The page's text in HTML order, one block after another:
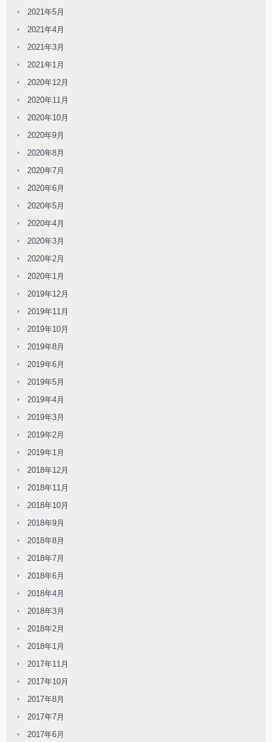
2021年5月
2021年4月
2021年3月
2021年1月
2020年12月
2020年11月
2020年10月
2020年9月
2020年8月
2020年7月
2020年6月
2020年5月
2020年4月
2020年3月
2020年2月
2020年1月
2019年12月
2019年11月
2019年10月
2019年8月
2019年6月
2019年5月
2019年4月
2019年3月
2019年2月
2019年1月
2018年12月
2018年11月
2018年10月
2018年9月
2018年8月
2018年7月
2018年6月
2018年4月
2018年3月
2018年2月
2018年1月
2017年11月
2017年10月
2017年8月
2017年7月
2017年6月